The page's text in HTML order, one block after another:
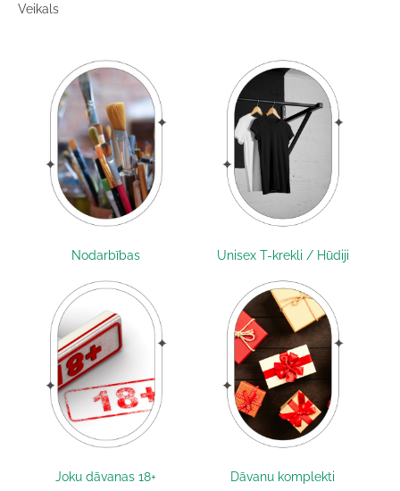
Veikals
Nodarbības Unisex T-krekli / Hūdiji
Joku dāvanas 18+ Dāvanu komplekti